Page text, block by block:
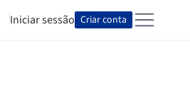
Iniciar sessão Criar conta